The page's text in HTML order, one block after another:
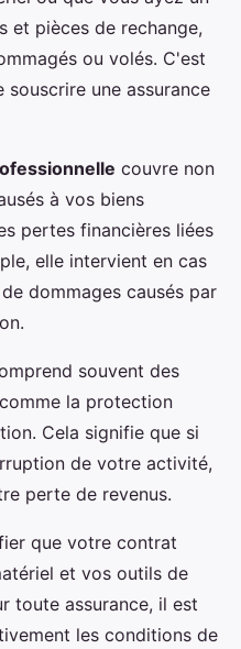
et pièces de rechange,
ou volés. C'est
une assurance
couvre non
à vos biens
pertes financières liées
elle intervient en cas
dommages causés par
souvent des
la protection
Cela signifie que si
de votre activité,
perte de revenus.
que votre contrat
et vos outils de
toute assurance, il est
les conditions de